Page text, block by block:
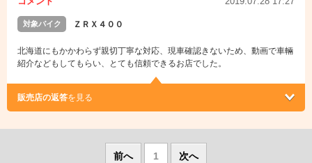
対象バイク ＺＲＸ４００
北海道にもかかわらず親切丁寧な対応、現車確認きないため、動画で車輛
紹介などもしてもらい、とても信頼できるお店でした。
販売店の返答を見る
前へ 1 次へ